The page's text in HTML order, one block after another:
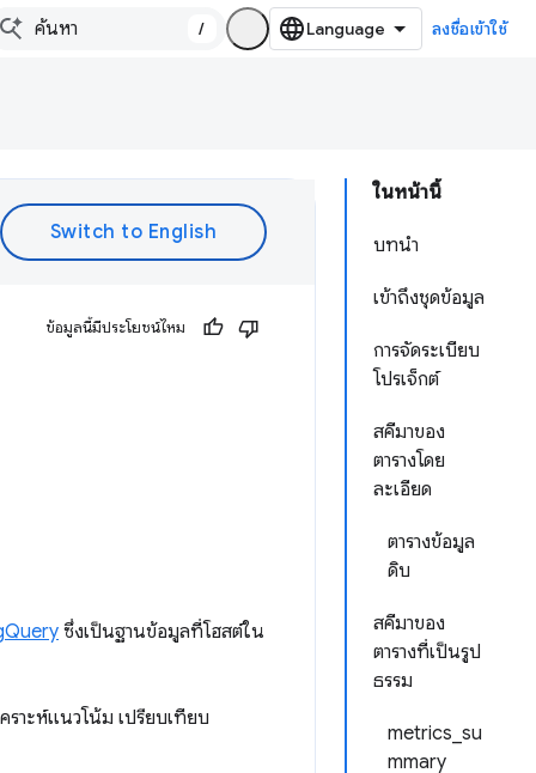
/ ลงชื่อเข้าใช้
ในหน้านี้
บทนำ
เข้าถึงชุดข้อมูล
การจัดระเบียบ
โปรเจ็กต์
สคีมาของ
ตารางโดย
ละเอียด
ตารางข้อมูล
ดิบ
สคีมาของ
ตารางที่เป็นรูป
ธรรม
metrics_su
mmary
ข้อมูลนี้มีประโยชน์ไหม
ซึ่งเป็นฐานข้อมูลที่โฮสต์ใน
าะห์แนวโน้ม เปรียบเทียบ